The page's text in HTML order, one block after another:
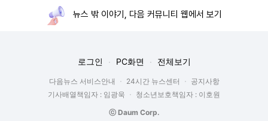
뉴스 밖 이야기, 다음 커뮤니티 웹에서 보기
로그인 PC화면 전체보기
다음뉴스 서비스안내 24시간 뉴스센터
공지사항
기사배열책임자 : 임광욱
청소년보호책임자 : 이호원
ⓒ Daum Corp.